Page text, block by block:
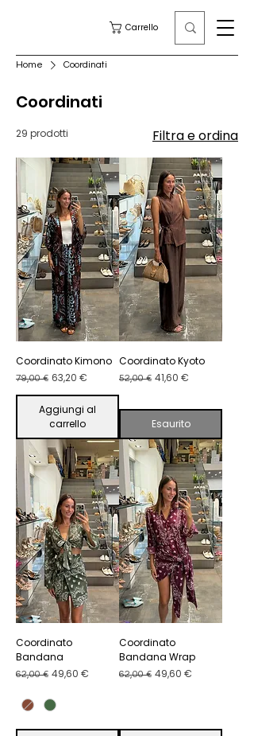
Carrello
Home Coordinati
Coordinati
29 prodotti Filtra e ordina
Coordinato Kimono
Prezzo regolare
79,00 € Prezzo scontato
63,20 €
Aggiungi al
carrello
Coordinato Kyoto
Prezzo regolare
52,00 € Prezzo scontato
41,60 €
Esaurito
Coordinato
Bandana
Prezzo regolare
62,00 € Prezzo scontato
49,60 €
Coordinato
Bandana Wrap
Prezzo regolare
62,00 € Prezzo scontato
49,60 €